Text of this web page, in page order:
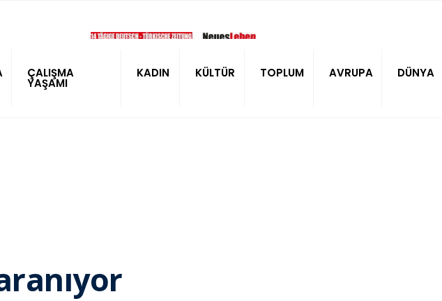
ÇALIŞMA
YAŞAMI
KADIN KÜLTÜR TOPLUM AVRUPA DÜNYA